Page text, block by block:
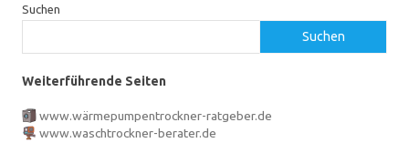
Suchen
Suchen
Weiterführende Seiten
www.wärmepumpentrockner-ratgeber.de
www.waschtrockner-berater.de